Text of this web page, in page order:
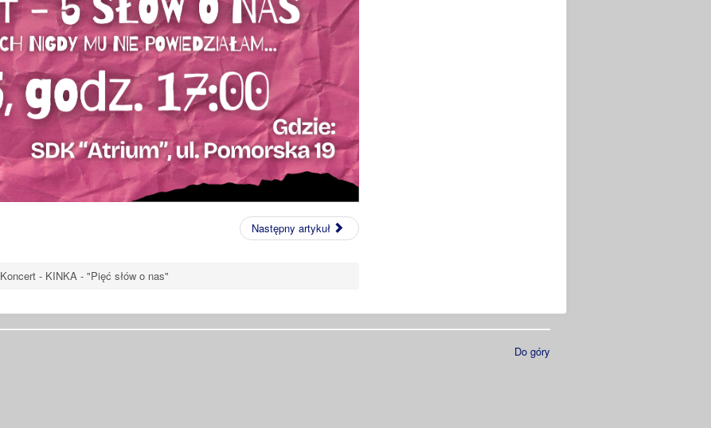
Następny artykuł
Koncert - KINKA - "Pięć słów o nas"
Do góry